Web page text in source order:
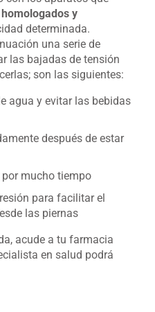
y
determinada.
una serie de
las bajadas de tensión
son las siguientes:
agua y evitar las bebidas
después de estar
por mucho tiempo
para facilitar el
las piernas
acude a tu farmacia
en salud podrá